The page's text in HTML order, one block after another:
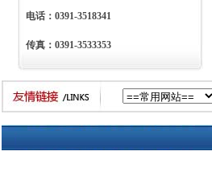
电话：0391-3518341
传真：0391-3533353